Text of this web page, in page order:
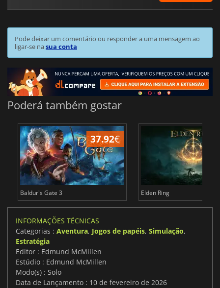
Pode deixar um comentário ou responder a uma mensagem ao
ligar-se nasua conta
Poderá também gostar
37.92€
Baldur's Gate 3 Elden Ring
INFORMAÇÕES TÉCNICAS
Categorias : Aventura, Jogos de papéis, Simulação,
Estratégia
Editor : Edmund McMillen
Estúdio : Edmund McMillen
Modo(s) : Solo
Data de Lançamento : 10 de fevereiro de 2026